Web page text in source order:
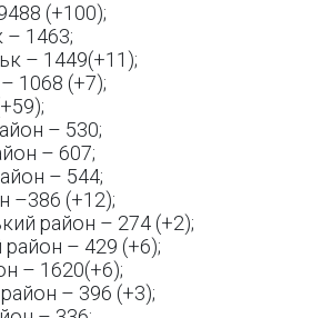
(+100);
1463;
– 1449(+11);
1068 (+7);
– 530;
– 607;
– 544;
–386 (+12);
район – 274 (+2);
район – 429 (+6);
– 1620(+6);
– 396 (+3);